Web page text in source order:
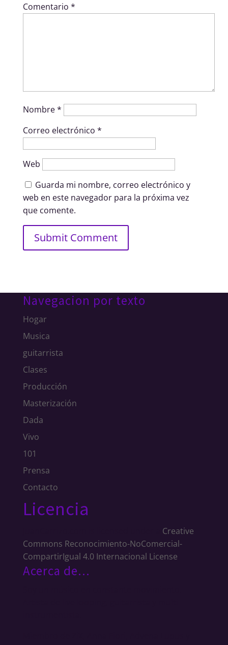
Comentario *
Nombre*
Correo electrónico *
Web
Guarda mi nombre, correo electrónico y
web en este navegador para la próxima vez
que comente.
Navegacion por texto
Hogar
Musica
guitarrista
Clases
Producción
Masterización
Dada
Vivo
101
Prensa
Contacto
Licencia
Creative
Commons Reconocimiento-NoComercial-
CompartirIgual 4.0 Internacional License
Acerca de…